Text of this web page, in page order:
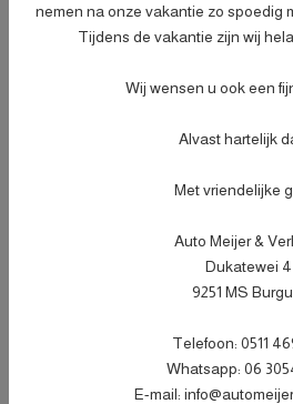
Specificaties
Datum eerste toelating
08-
APK vervaldatum
22-
Wit
nemen na onze vakantie zo spoedig
Tijdens de vakantie zijn wij
Wij wensen u ook een
Alvast hartelijk
Met vriendelijke
Auto Meijer &
Dukatewei 4
9251 MS
Telefoon: 0511
Whatsapp: 06
E-mail: